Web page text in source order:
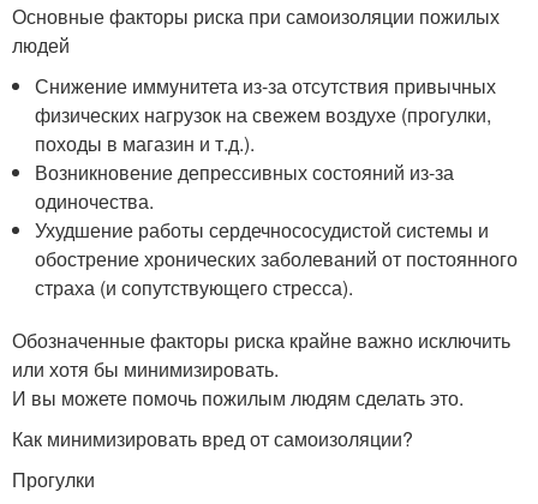
Основные факторы риска при самоизоляции пожилых
людей
Снижение иммунитета из-за отсутствия привычных
физических нагрузок на свежем воздухе (прогулки,
походы в магазин и т.д.).
Возникновение депрессивных состояний из-за
одиночества.
Ухудшение работы сердечнососудистой системы и
обострение хронических заболеваний от постоянного
страха (и сопутствующего стресса).
Обозначенные факторы риска крайне важно исключить
или хотя бы минимизировать.
И вы можете помочь пожилым людям сделать это.
Как минимизировать вред от самоизоляции?
Прогулки